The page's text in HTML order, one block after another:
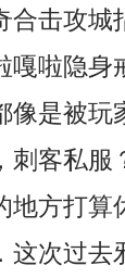
击攻城
嘎啦隐身
像是被玩
刺客私服
地方打算
这次过去